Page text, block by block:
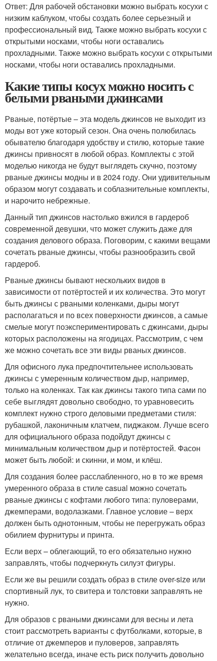
Ответ: Для рабочей обстановки можно выбрать косухи с
низким каблуком, чтобы создать более серьезный и
профессиональный вид. Также можно выбрать косухи с
открытыми носками, чтобы ноги оставались
прохладными. Также можно выбрать косухи с открытыми
носками, чтобы ноги оставались прохладными.
Какие типы косух можно носить с
белыми рваными джинсами
Рваные, потёртые – эта модель джинсов не выходит из
моды вот уже который сезон. Она очень полюбилась
обывателю благодаря удобству и стилю, которые такие
джинсы привносят в любой образ. Комплекты с этой
моделью никогда не будут выглядеть скучно, поэтому
рваные джинсы модны и в 2024 году. Они удивительным
образом могут создавать и соблазнительные комплекты,
и нарочито небрежные.
Данный тип джинсов настолько вжился в гардероб
современной девушки, что может служить даже для
создания делового образа. Поговорим, с какими вещами
сочетать рваные джинсы, чтобы разнообразить свой
гардероб.
Рваные джинсы бывают нескольких видов в
зависимости от потёртостей и их количества. Это могут
быть джинсы с рваными коленками, дыры могут
располагаться и по всех поверхности джинсов, а самые
смелые могут поэкспериментировать с джинсами, дыры
которых расположены на ягодицах. Рассмотрим, с чем
же можно сочетать все эти виды рваных джинсов.
Для офисного лука предпочтительнее использовать
джинсы с умеренным количеством дыр, например,
только на коленках. Так как джинсы такого типа сами по
себе выглядят довольно свободно, то уравновесить
комплект нужно строго деловыми предметами стиля:
рубашкой, лаконичным клатчем, пиджаком. Лучше всего
для официального образа подойдут джинсы с
минимальным количеством дыр и потёртостей. Фасон
может быть любой: и скинни, и мом, и клёш.
Для создания более расслабленного, но в то же время
умеренного образа в стиле casual можно сочетать
рваные джинсы с кофтами любого типа: пуловерами,
джемперами, водолазками. Главное условие – верх
должен быть однотонным, чтобы не перегружать образ
обилием фурнитуры и принта.
Если верх – облегающий, то его обязательно нужно
заправлять, чтобы подчеркнуть силуэт фигуры.
Если же вы решили создать образ в стиле over-size или
спортивный лук, то свитера и толстовки заправлять не
нужно.
Для образов с рваными джинсами для весны и лета
стоит рассмотреть варианты с футболками, которые, в
отличие от джемперов и пуловеров, заправлять
желательно всегда, иначе есть риск получить довольно